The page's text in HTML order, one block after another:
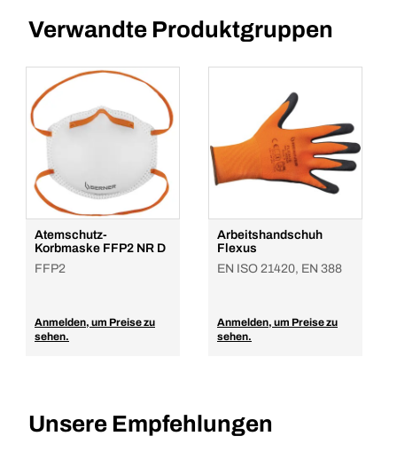
Verwandte Produktgruppen
Atemschutz-
Korbmaske FFP2 NR D
FFP2
Anmelden, um Preise zu
sehen.
Arbeitshandschuh
Flexus
EN ISO 21420, EN 388
Anmelden, um Preise zu
sehen.
Unsere Empfehlungen